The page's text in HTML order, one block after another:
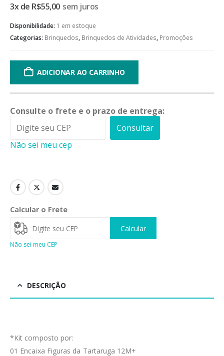
3x de R$55,00 sem juros
Disponibilidade: 1 em estoque
Categorias: Brinquedos, Brinquedos de Atividades, Promoções
ADICIONAR AO CARRINHO
Consulte o frete e o prazo de entrega:
Consultar
Não sei meu cep
Calcular o Frete
Calcular
Não sei meu CEP
DESCRIÇÃO
*Kit composto por:
01 Encaixa Figuras da Tartaruga 12M+